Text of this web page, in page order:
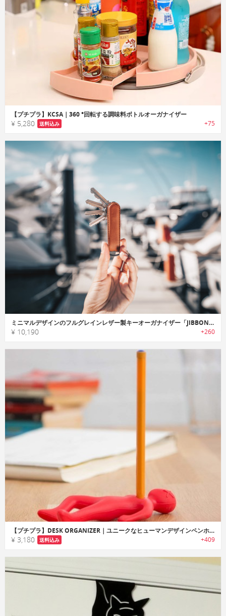
【プチプラ】KCSA｜360 °回転する調味料ボトルオーガナイザー
¥ 5,280 送料込み +75
ミニマルデザインのフルグレインレザー製キーオーガナイザー「JIBBON（ジボン）」
¥ 10,190 +260
【プチプラ】DESK ORGANIZER｜ユニークなヒューマンデザインペンホルダー
¥ 3,180 送料込み +409